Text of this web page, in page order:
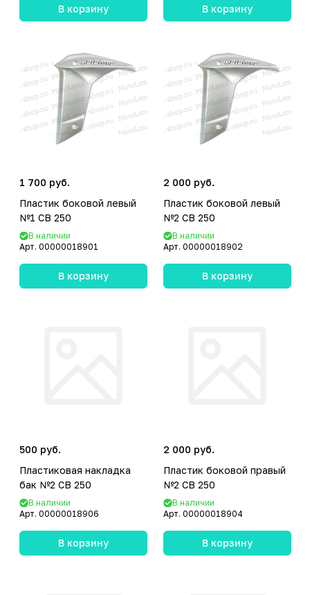
В корзину В корзину
1 700 руб.
Пластик боковой левый
№1 CB 250
В наличии
Арт. 00000018901
В корзину
2 000 руб.
Пластик боковой левый
№2 CB 250
В наличии
Арт. 00000018902
В корзину
500 руб.
Пластиковая накладка
бак №2 CB 250
В наличии
Арт. 00000018906
В корзину
2 000 руб.
Пластик боковой правый
№2 CB 250
В наличии
Арт. 00000018904
В корзину